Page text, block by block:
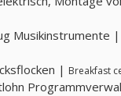
Musikinstrumente |
| Breakfast